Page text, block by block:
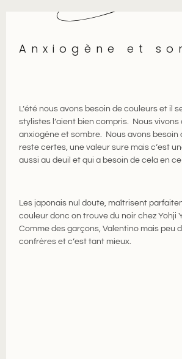
Anxiogène et
L’été nous avons besoin de couleurs et il
stylistes l’aient bien compris. Nous
anxiogène et sombre. Nous avons besoin
reste certes, une valeur sure mais c’est
aussi au deuil et qui a besoin de cela en
Les japonais nul doute, maîtrisent
couleur donc on trouve du noir chezYohji
Comme des garçons,Valentino mais peu
confrères et c’est tant mieux.